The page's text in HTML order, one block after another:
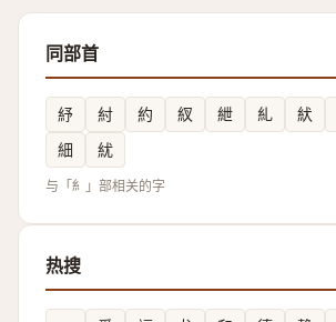
同部首
紓 紂 約 紁 紲 糺 紎
細
紌
与「糹」部相关的字
热搜